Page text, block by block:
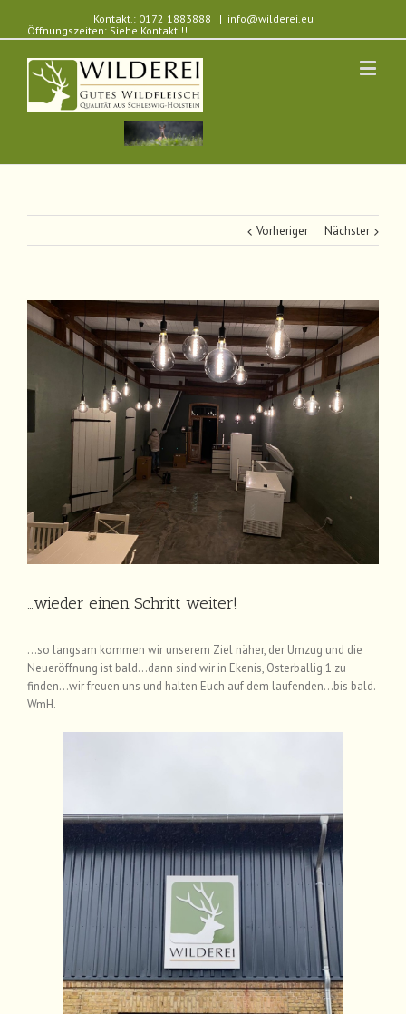
Kontakt.: 0172 1883888
Öffnungszeiten: Siehe Kontakt !!
| info@wilderei.eu
Vorheriger Nächster
…wieder einen Schritt weiter!
…so langsam kommen wir unserem Ziel näher, der Umzug und die
Neueröffnung ist bald…dann sind wir in Ekenis, Osterballig 1 zu
finden…wir freuen uns und halten Euch auf dem laufenden…bis bald.
WmH.